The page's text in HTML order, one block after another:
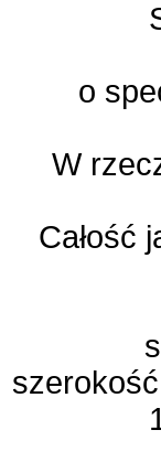
o
W
Całość